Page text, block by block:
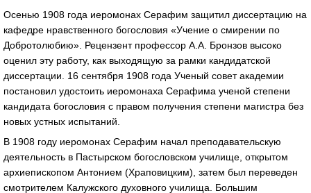
Осенью 1908 года иеромонах Серафим защитил диссертацию на
кафедре нравственного богословия «Учение о смирении по
Добротолюбию». Рецензент профессор А.А. Бронзов высоко
оценил эту работу, как выходящую за рамки кандидатской
диссертации. 16 сентября 1908 года Ученый совет академии
постановил удостоить иеромонаха Серафима ученой степени
кандидата богословия с правом получения степени магистра без
новых устных испытаний.
В 1908 году иеромонах Серафим начал преподавательскую
деятельность в Пастырском богословском училище, открытом
архиепископом Антонием (Храповицким), затем был переведен
смотрителем Калужского духовного училища. Большим